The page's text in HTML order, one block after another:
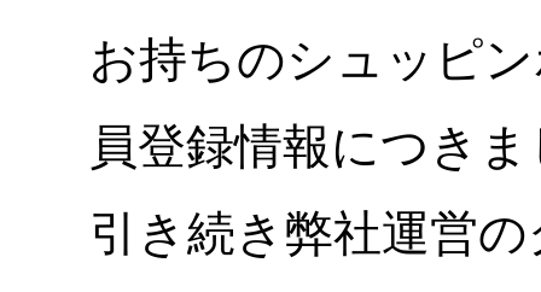
お持ちのシュッピ
員登録情報につき
引き続き弊社運営